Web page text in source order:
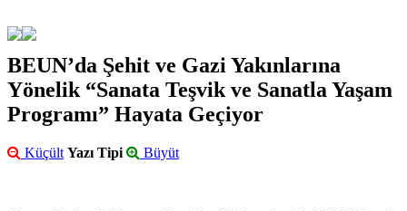
BEUN’da Şehit ve Gazi Yakınlarına
Yönelik “Sanata Teşvik ve Sanatla Yaşam
Programı” Hayata Geçiyor
Küçült Yazı Tipi Büyüt